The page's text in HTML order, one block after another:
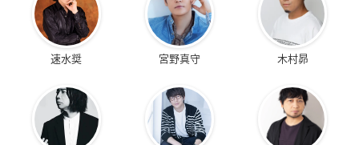
速水奨 宮野真守 木村昴